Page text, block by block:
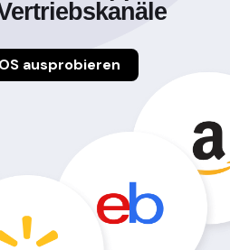
ausprobieren